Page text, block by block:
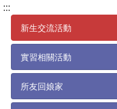
:::
新生交流活動
實習相關活動
所友回娘家